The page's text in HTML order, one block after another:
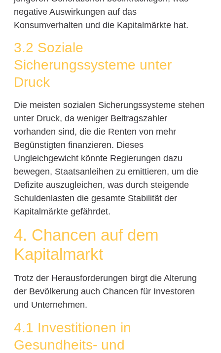
negative Auswirkungen auf das
Konsumverhalten und die Kapitalmärkte hat.
3.2 Soziale
Sicherungssysteme unter
Druck
Die meisten sozialen Sicherungssysteme stehen
unter Druck, da weniger Beitragszahler
vorhanden sind, die die Renten von mehr
Begünstigten finanzieren. Dieses
Ungleichgewicht könnte Regierungen dazu
bewegen, Staatsanleihen zu emittieren, um die
Defizite auszugleichen, was durch steigende
Schuldenlasten die gesamte Stabilität der
Kapitalmärkte gefährdet.
4. Chancen auf dem
Kapitalmarkt
Trotz der Herausforderungen birgt die Alterung
der Bevölkerung auch Chancen für Investoren
und Unternehmen.
4.1 Investitionen in
Gesundheits- und